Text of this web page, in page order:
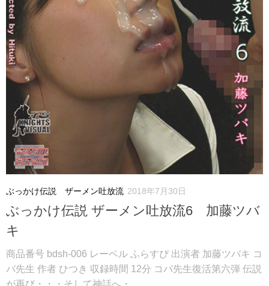
ぶっかけ伝説 ザーメン吐放流 2018年7月30日
ぶっかけ伝説 ザーメン吐放流6 加藤ツバ
キ
商品番号 bdsh-006 レーベル ふらすぴ 出演者 加藤ツバキ コ
バ先生 作者 ひつき 収録時間 12分 コバ先生復活第六弾 伝説
が再び・・・そして神話へ・...